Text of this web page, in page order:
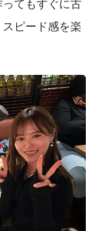
てもすぐに古
ピード感を楽